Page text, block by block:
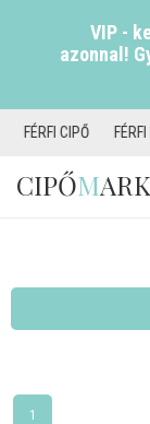
VIP -
azonnal!
NŐI
CIPŐM
1